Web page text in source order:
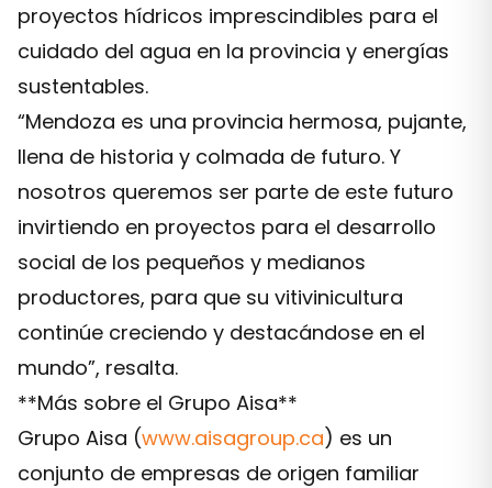
proyectos hídricos imprescindibles para el
cuidado del agua en la provincia y energías
sustentables.
“Mendoza es una provincia hermosa, pujante,
llena de historia y colmada de futuro. Y
nosotros queremos ser parte de este futuro
invirtiendo en proyectos para el desarrollo
social de los pequeños y medianos
productores, para que su vitivinicultura
continúe creciendo y destacándose en el
mundo”, resalta.
**Más sobre el Grupo Aisa**
Grupo Aisa (www.aisagroup.ca) es un
conjunto de empresas de origen familiar